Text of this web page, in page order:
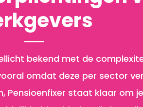
bekend met de
omdat deze per sector
Pensioenfixer staat klaar om